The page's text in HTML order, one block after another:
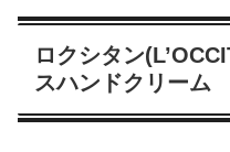
ロクシタン
スハンドクリーム